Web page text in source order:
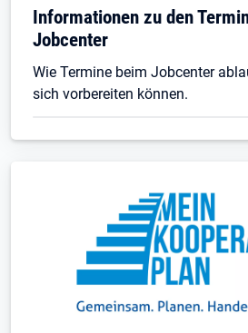
Informationen zu den
Jobcenter
Wie Termine beim Jobcenter
sich vorbereiten können.